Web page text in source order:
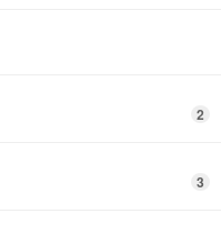
2
3